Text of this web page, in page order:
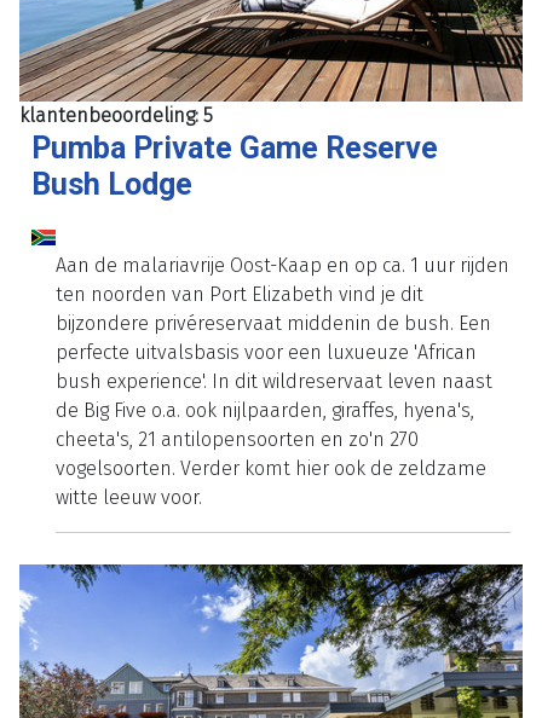
klantenbeoordeling: 5
Pumba Private Game Reserve
Bush Lodge
Aan de malariavrije Oost-Kaap en op ca. 1 uur rijden
ten noorden van Port Elizabeth vind je dit
bijzondere privéreservaat middenin de bush. Een
perfecte uitvalsbasis voor een luxueuze 'African
bush experience'. In dit wildreservaat leven naast
de Big Five o.a. ook nijlpaarden, giraffes, hyena's,
cheeta's, 21 antilopensoorten en zo'n 270
vogelsoorten. Verder komt hier ook de zeldzame
witte leeuw voor.